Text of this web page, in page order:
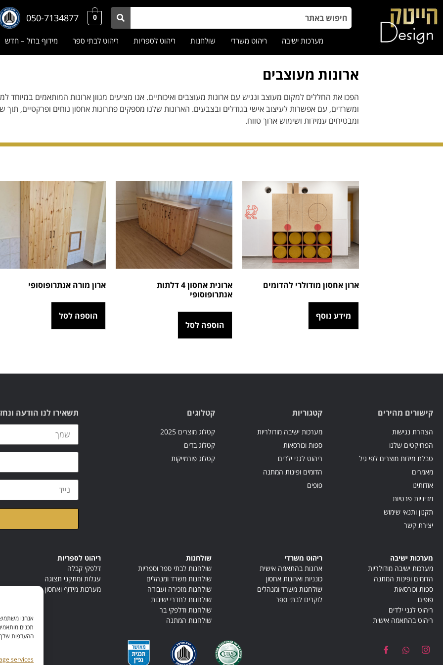
אנחנו
תכנים
ההעדפות שלך.
services
0
050-7134877
מערכות ישיבה ריהוט משרדי שולחנות ריהוט לספריות ריהוט לבתי ספר מידוף ברזל – חדש
ארונות מעוצבים
הפכו את החללים למקום מעוצב ונגיש עם ארונות מעוצבים ואיכותיים. אנו מציעים מגוון ארונות המותאמים במיוחד
ומשרדים, עם אפשרות לעיצוב אישי בגודלים ובצבעים. הארונות שלנו מספקים פתרונות אחסון נוחים ופרקטיים,
ומבטיחים עמידות ושימוש ארוך טווח.
ארון אחסון מודולרי להדומים
מידע נוסף
ארונית אחסון 4 דלתות
אנתרופוסופי
הוספה לסל
ארון מורה אנתרופוסופי
הוספה לסל
קישורים מהירים
הצהרת נגישות
הפרויקטים שלנו
טבלת מידות מוצרים לפי גיל
מאמרים
אודותינו
מדיניות פרטיות
תקנון ותנאי שימוש
יצירת קשר
קטגוריות
מערכות ישיבה מודולריות
ספות וכורסאות
ריהוט לגני ילדים
הדומים ופינות המתנה
פופים
קטלוגים
קטלוג מוצרים 2025
קטלוג בדים
קטלוג פורמייקות
תשאירו לנו הודעה
מערכות ישיבה
מערכות ישיבה מודולריות
הדומים ופינות המתנה
ספות וכורסאות
פופים
ריהוט לגני ילדים
ריהוט בהתאמה אישית
ריהוט משרדי
ארונות בהתאמה אישית
כונניות וארונות אחסון
שולחנות משרד ומנהלים
לוקרים לבתי ספר
שולחנות
שולחנות לבתי ספר וספריות
שולחנות משרד ומנהלים
שולחנות מזכירה ועבודה
שולחנות לחדרי ישיבות
שולחנות ודלפקי בר
שולחנות המתנה
ריהוט לספריות
דלפקי קבלה
עגלות ומתקני תצוגה
מערכות מידוף ואחסון